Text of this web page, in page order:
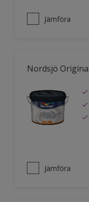
Jämföra
Nordsjö
Jämföra